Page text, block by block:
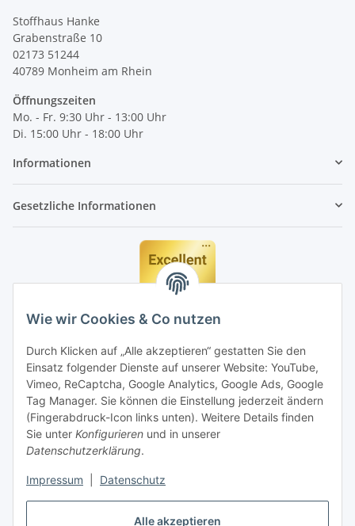
Alle akzeptieren
Wie wir Cookies & Co nutzen
Durch Klicken auf „Alle akzeptieren“ gestatten Sie den
Einsatz folgender Dienste auf unserer Website: YouTube,
Vimeo, ReCaptcha, Google Analytics, Google Ads, Google
Tag Manager. Sie können die Einstellung jederzeit ändern
(Fingerabdruck-Icon links unten). Weitere Details finden
Sie unter Konfigurieren und in unserer
Datenschutzerklärung.
Impressum Datenschutz
Stoffhaus Hanke
Grabenstraße 10
02173 51244
40789 Monheim am Rhein
Öffnungszeiten
Mo. - Fr. 9:30 Uhr - 13:00 Uhr
Di. 15:00 Uhr - 18:00 Uhr
Informationen
Gesetzliche Informationen
Vertrag widerrufen